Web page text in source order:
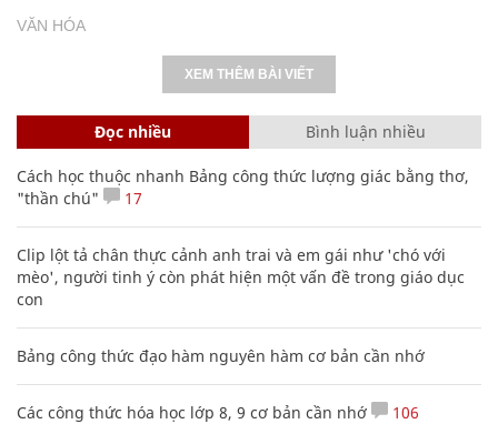
VĂN HÓA
XEM THÊM BÀI VIẾT
Đọc nhiều Bình luận nhiều
Cách học thuộc nhanh Bảng công thức lượng giác bằng thơ,
"thần chú"
17
Clip lột tả chân thực cảnh anh trai và em gái như 'chó với
mèo', người tinh ý còn phát hiện một vấn đề trong giáo dục
con
Bảng công thức đạo hàm nguyên hàm cơ bản cần nhớ
Các công thức hóa học lớp 8, 9 cơ bản cần nhớ 106